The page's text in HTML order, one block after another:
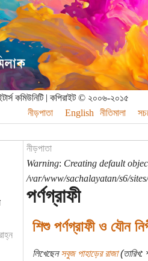
কমিউনিটি | কপিরাইট © ২০০৬-২০১৫
নীড়পাতা
English নীতিমালা
নীড়পাতা
Warning: Creating default
/var/www/sachalayatan/s6/
পর্ণগ্রাফী
শিশু পর্ণগ্রাফী ও যৌন
লিখেছেনসবুজ পাহাড়ের রাজা(তারিখ: